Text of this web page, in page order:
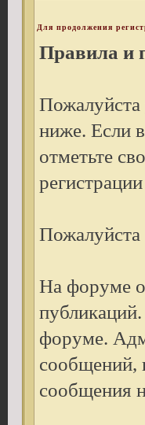
Для продолжения
Правила и
Пожалуйста
ниже. Если
отметьте
Пожалуйста
На форуме
форуме.
сообщений,
сообщения